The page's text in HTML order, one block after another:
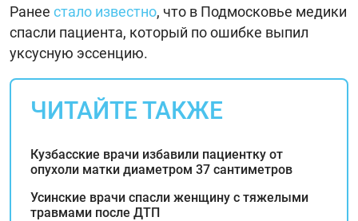
Ранее стало известно, что в Подмосковье медики
спасли пациента, который по ошибке выпил
уксусную эссенцию.
ЧИТАЙТЕ ТАКЖЕ
Кузбасские врачи избавили пациентку от
опухоли матки диаметром 37 сантиметров
Усинские врачи спасли женщину с тяжелыми
травмами после ДТП